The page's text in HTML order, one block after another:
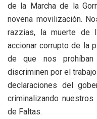
de la Marcha de la
novena movilización.
razzias, la muerte de
accionar corrupto de la
de que nos
discriminen por el
declaraciones del
criminalizando
de Faltas.